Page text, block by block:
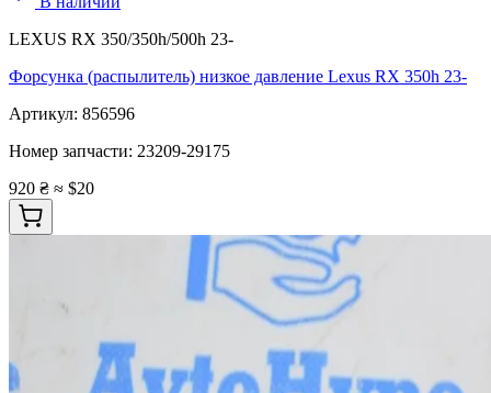
LEXUS RX 350/350h/500h 23-
Форсунка (распылитель) низкое давление Lexus RX 350h 23-
Артикул: 856596
Номер запчасти: 23209-29175
920 ₴ ≈ $20